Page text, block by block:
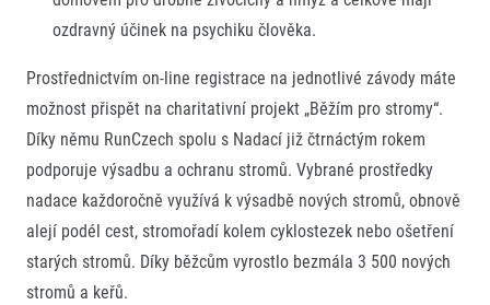
ozdravný účinek na psychiku člověka.
Prostřednictvím on-line registrace na jednotlivé závody máte
možnost přispět na charitativní projekt „Běžím pro stromy“.
Díky němu RunCzech spolu s Nadací již čtrnáctým rokem
podporuje výsadbu a ochranu stromů. Vybrané prostředky
nadace každoročně využívá k výsadbě nových stromů, obnově
alejí podél cest, stromořadí kolem cyklostezek nebo ošetření
starých stromů. Díky běžcům vyrostlo bezmála 3 500 nových
stromů a keřů.